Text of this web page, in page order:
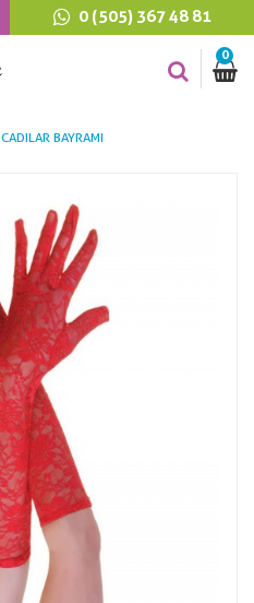
0 (505) 367 48 81
0
CADILAR BAYRAMI